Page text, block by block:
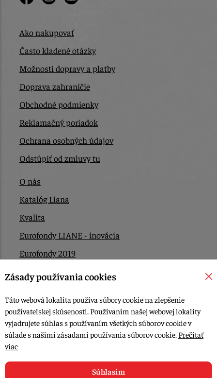
Ako nakupovať
Často kladené otázky
Možnosti dopravy a platby
Doprava zahraničie
Obchodné podmienky
Reklamačný poriadok
Ochrana osobných údajov
Odstúpiť od zmluvy tu
O nás
Katalóg Liana
Kvalita
Eurofondy LIANE - inovácia
Eurofondy 2019
Eurofondy 2022/2023
Kontakt
© 2015-2026, LIANA GOLIAŠ s.r.o. všetky práva vyhradené.
Upraviť nastavenia Cookies
Zásady používania cookies
Táto webová lokalita používa súbory cookie na zlepšenie
používateľskej skúsenosti. Používaním našej webovej lokality
vyjadrujete súhlas s používaním všetkých súborov cookie v
súlade s našimi zásadami používania súborov cookie. Prečítať
viac
Súhlasím